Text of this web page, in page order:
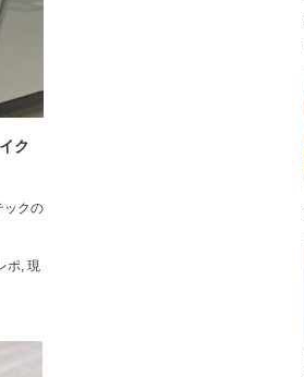
ク
ックの
ポ, 現